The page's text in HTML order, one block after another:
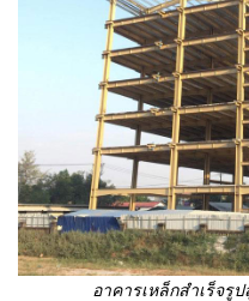
อาคารเหล็กสำเร็จรู